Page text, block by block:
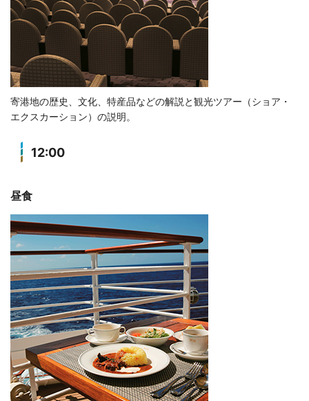
寄港地の歴史、文化、特産品などの解説と観光ツアー（ショア・
エクスカーション）の説明。
12:00
昼食